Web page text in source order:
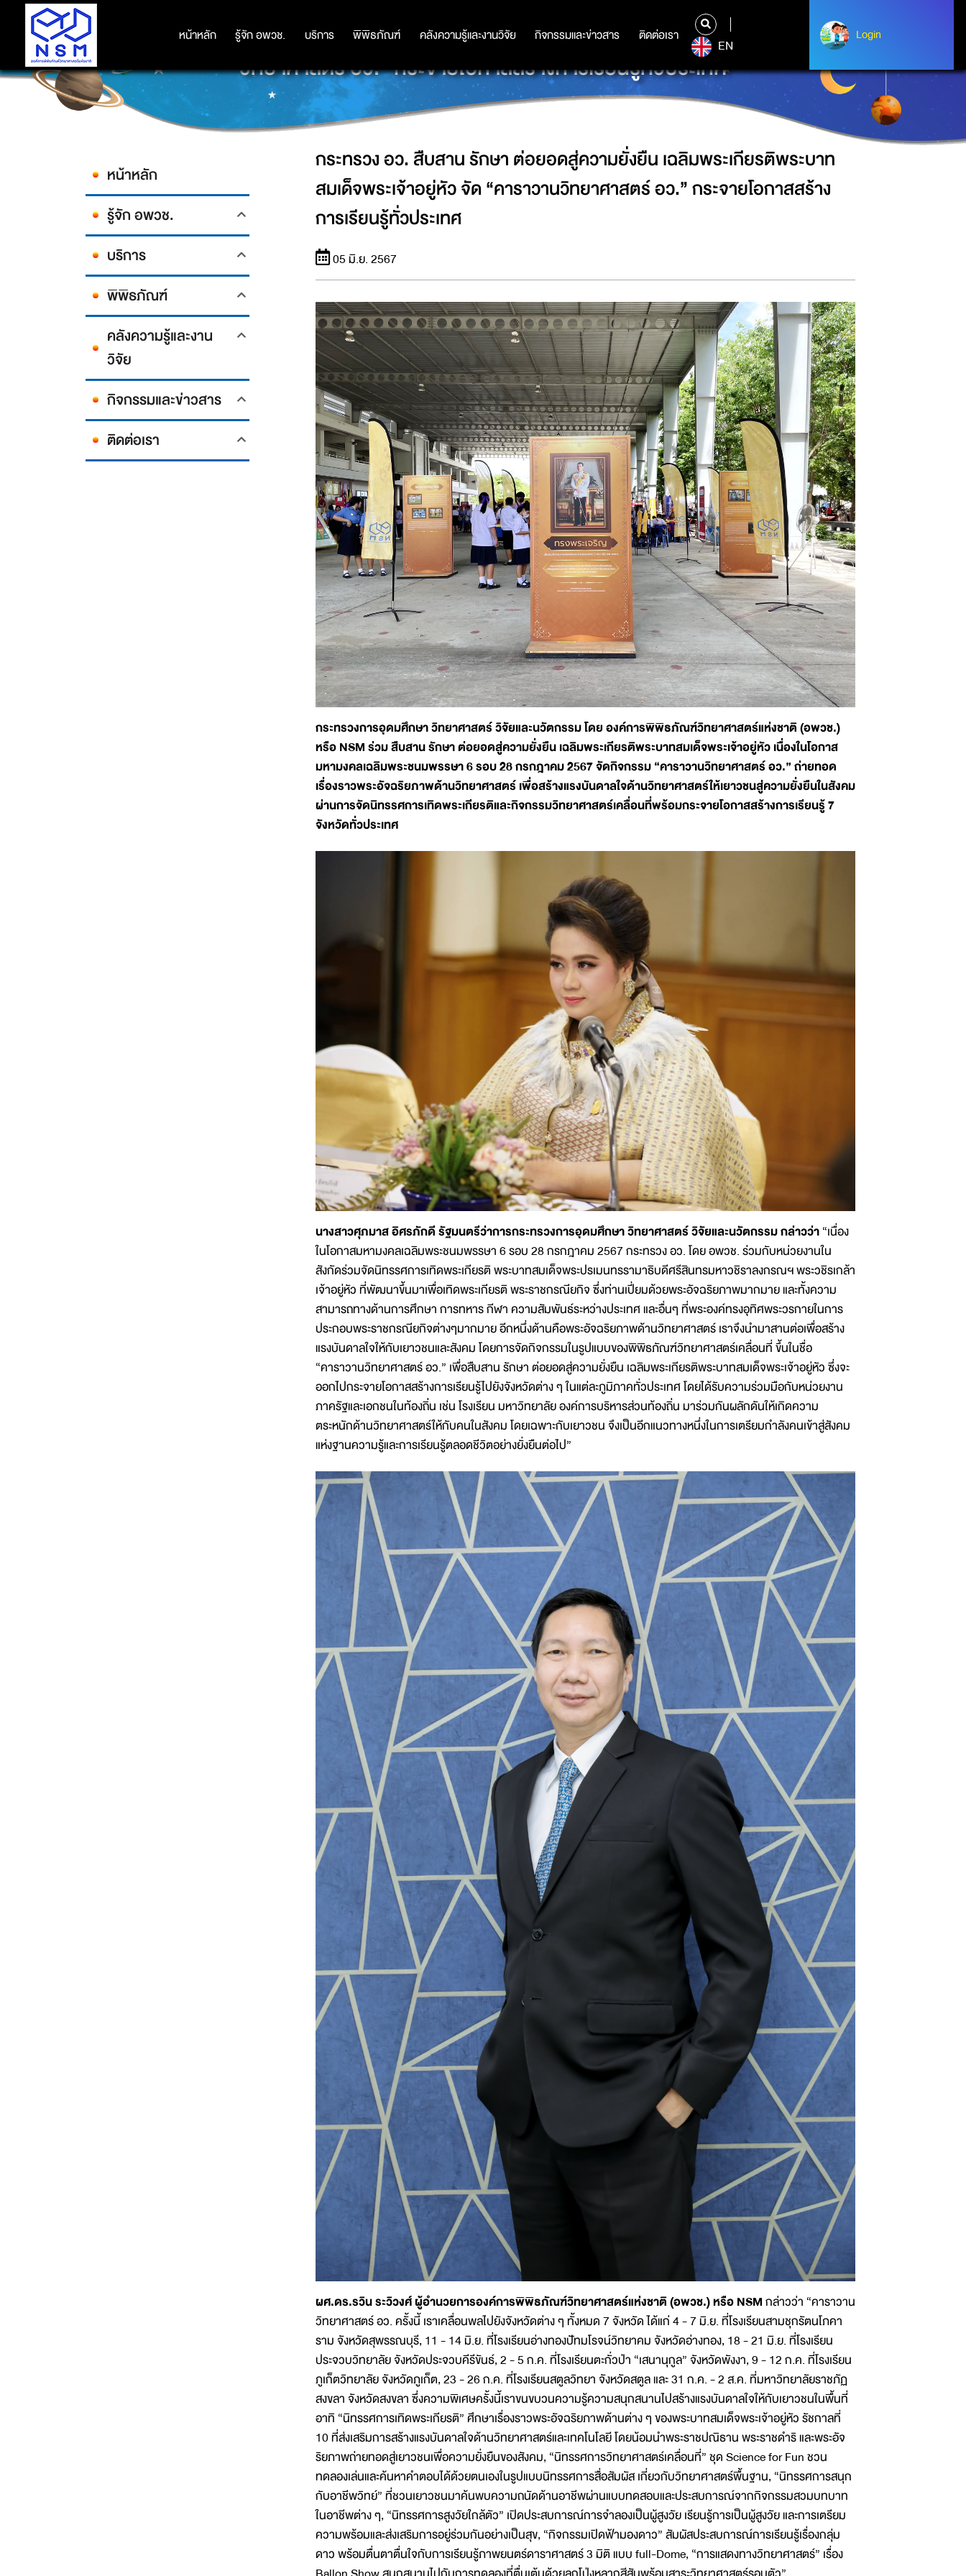
หน้าหลัก รู้จัก อพวช. บริการ พิพิธภัณฑ์ คลังความรู้และงานวิจัย กิจกรรมและข่าวสาร ติดต่อเรา
หน้าหลัก รู้จัก อพวช. บริการ พิพิธภัณฑ์ คลังความรู้และงานวิจัย กิจกรรมและข่าวสาร ติดต่อเรา
EN
Login
Login
กระทรวง อว. สืบสาน รักษา ต่อยอดสู่ความยั่งยืน เฉลิมพระเกียรติพระบาทสมเด็จพระเจ้าอยู่หัว จัด “คาราวาน
วิทยาศาสตร์ อว.” กระจายโอกาสสร้างการเรียนรู้ทั่วประเทศ
หน้าหลัก
รู้จัก อพวช.
บริการ
พิพิธภัณฑ์
คลังความรู้และงาน
วิจัย
กิจกรรมและข่าวสาร
ติดต่อเรา
กระทรวง อว. สืบสาน รักษา ต่อยอดสู่ความยั่งยืน เฉลิมพระเกียรติพระบาท
สมเด็จพระเจ้าอยู่หัว จัด “คาราวานวิทยาศาสตร์ อว.” กระจายโอกาสสร้าง
การเรียนรู้ทั่วประเทศ
05 มิ.ย. 2567
กระทรวงการอุดมศึกษา วิทยาศาสตร์ วิจัยและนวัตกรรม โดย องค์การพิพิธภัณฑ์วิทยาศาสตร์แห่งชาติ (อพวช.)
หรือ NSM ร่วม สืบสาน รักษา ต่อยอดสู่ความยั่งยืน เฉลิมพระเกียรติพระบาทสมเด็จพระเจ้าอยู่หัว เนื่องในโอกาส
มหามงคลเฉลิมพระชนมพรรษา 6 รอบ 28 กรกฎาคม 2567 จัดกิจกรรม “คาราวานวิทยาศาสตร์ อว.” ถ่ายทอด
เรื่องราวพระอัจฉริยภาพด้านวิทยาศาสตร์ เพื่อสร้างแรงบันดาลใจด้านวิทยาศาสตร์ให้เยาวชนสู่ความยั่งยืนในสังคม
ผ่านการจัดนิทรรศการเทิดพระเกียรติและกิจกรรมวิทยาศาสตร์เคลื่อนที่พร้อมกระจายโอกาสสร้างการเรียนรู้ 7
จังหวัดทั่วประเทศ
นางสาวศุภมาส อิศรภักดี รัฐมนตรีว่าการกระทรวงการอุดมศึกษา วิทยาศาสตร์ วิจัยและนวัตกรรม กล่าวว่า“เนื่อง
ในโอกาสมหามงคลเฉลิมพระชนมพรรษา 6 รอบ 28 กรกฎาคม 2567 กระทรวง อว. โดย อพวช. ร่วมกับหน่วยงานใน
สังกัดร่วมจัดนิทรรศการเทิดพระเกียรติ พระบาทสมเด็จพระปรเมนทรรามาธิบดีศรีสินทรมหาวชิราลงกรณฯ พระวชิรเกล้า
เจ้าอยู่หัว ที่พัฒนาขึ้นมาเพื่อเทิดพระเกียรติ พระราชกรณียกิจ ซึ่งท่านเปี่ยมด้วยพระอัจฉริยภาพมากมาย และทั้งความ
สามารถทางด้านการศึกษา การทหาร กีฬา ความสัมพันธ์ระหว่างประเทศ และอื่นๆ ที่พระองค์ทรงอุทิศพระวรกายในการ
ประกอบพระราชกรณียกิจต่างๆมากมาย อีกหนึ่งด้านคือพระอัจฉริยภาพด้านวิทยาศาสตร์ เราจึงนำมาสานต่อเพื่อสร้าง
แรงบันดาลใจให้กับเยาวชนและสังคม โดยการจัดกิจกรรมในรูปแบบของพิพิธภัณฑ์วิทยาศาสตร์เคลื่อนที่ ขึ้นในชื่อ
“คาราวานวิทยาศาสตร์ อว.” เพื่อสืบสาน รักษา ต่อยอดสู่ความยั่งยืน เฉลิมพระเกียรติพระบาทสมเด็จพระเจ้าอยู่หัว ซึ่งจะ
ออกไปกระจายโอกาสสร้างการเรียนรู้ไปยังจังหวัดต่าง ๆ ในแต่ละภูมิภาคทั่วประเทศ โดยได้รับความร่วมมือกับหน่วยงาน
ภาครัฐและเอกชนในท้องถิ่น เช่น โรงเรียน มหาวิทยาลัย องค์การบริหารส่วนท้องถิ่น มาร่วมกันผลักดันให้เกิดความ
ตระหนักด้านวิทยาศาสตร์ให้กับคนในสังคม โดยเฉพาะกับเยาวชน จึงเป็นอีกแนวทางหนึ่งในการเตรียมกำลังคนเข้าสู่สังคม
แห่งฐานความรู้และการเรียนรู้ตลอดชีวิตอย่างยั่งยืนต่อไป”
ผศ.ดร.รวิน ระวิวงศ์ ผู้อำนวยการองค์การพิพิธภัณฑ์วิทยาศาสตร์แห่งชาติ (อพวช.) หรือ NSMกล่าวว่า “คาราวาน
วิทยาศาสตร์ อว. ครั้งนี้ เราเคลื่อนพลไปยังจังหวัดต่าง ๆ ทั้งหมด 7 จังหวัด ได้แก่ 4 - 7 มิ.ย. ที่โรงเรียนสามชุกรัตนโภคา
ราม จังหวัดสุพรรณบุรี, 11 - 14 มิ.ย. ที่โรงเรียนอ่างทองปัทมโรจน์วิทยาคม จังหวัดอ่างทอง, 18 - 21 มิ.ย. ที่โรงเรียน
ประจวบวิทยาลัย จังหวัดประจวบคีรีขันธ์, 2 - 5 ก.ค. ที่โรงเรียนตะกั่วป่า “เสนานุกูล” จังหวัดพังงา, 9 - 12 ก.ค. ที่โรงเรียน
ภูเก็ตวิทยาลัย จังหวัดภูเก็ต, 23 - 26 ก.ค. ที่โรงเรียนสตูลวิทยา จังหวัดสตูล และ 31 ก.ค. - 2 ส.ค. ที่มหาวิทยาลัยราชภัฏ
สงขลา จังหวัดสงขลา ซึ่งความพิเศษครั้งนี้เราขนขบวนความรู้ความสนุกสนานไปสร้างแรงบันดาลใจให้กับเยาวชนในพื้นที่
อาทิ “นิทรรศการเทิดพระเกียรติ” ศึกษาเรื่องราวพระอัจฉริยภาพด้านต่าง ๆ ของพระบาทสมเด็จพระเจ้าอยู่หัว รัชกาลที่
10 ที่ส่งเสริมการสร้างแรงบันดาลใจด้านวิทยาศาสตร์และเทคโนโลยี โดยน้อมนําพระราชปณิธาน พระราชดําริ และพระอัจ
ริยภาพถ่ายทอดสู่เยาวชนเพื่อความยั่งยืนของสังคม, “นิทรรศการวิทยาศาสตร์เคลื่อนที่” ชุด Science for Fun ชวน
ทดลองเล่นและค้นหาคำตอบได้ด้วยตนเองในรูปแบบนิทรรศการสื่อสัมผัส เกี่ยวกับวิทยาศาสตร์พื้นฐาน, “นิทรรศการสนุก
กับอาชีพวิทย์” ที่ชวนเยาวชนมาค้นพบความถนัดด้านอาชีพผ่านแบบทดสอบและประสบการณ์จากกิจกรรมสวมบทบาท
ในอาชีพต่าง ๆ, “นิทรรศการสูงวัยใกล้ตัว” เปิดประสบการณ์การจำลองเป็นผู้สูงวัย เรียนรู้การเป็นผู้สูงวัย และการเตรียม
ความพร้อมและส่งเสริมการอยู่ร่วมกันอย่างเป็นสุข, “กิจกรรมเปิดฟ้ามองดาว” สัมผัสประสบการณ์การเรียนรู้เรื่องกลุ่ม
ดาว พร้อมตื่นตาตื่นใจกับการเรียนรู้ภาพยนตร์ดาราศาสตร์ 3 มิติ แบบ full-Dome, “การแสดงทางวิทยาศาสตร์” เรื่อง